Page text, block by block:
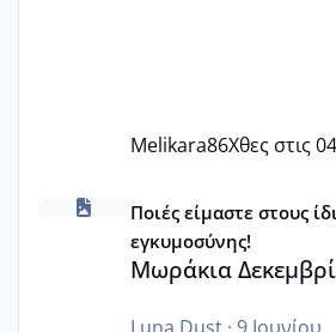
Melikara86Χθες στις
Μωράκια Δεκεμβρίου 2026
Ποιές είμαστε στους
εγκυμοσύνης!
Μωράκια
Luna Dust· 9 Ιουνίου